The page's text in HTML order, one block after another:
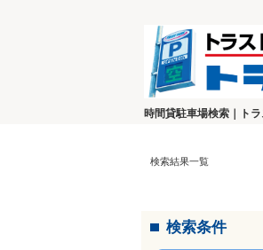
時間貸駐車場検索｜ト
検索結果一覧
検索条件